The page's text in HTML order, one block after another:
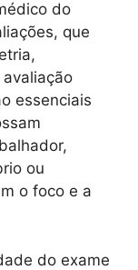
do
que
essenciais
ou
o foco e a
do exame